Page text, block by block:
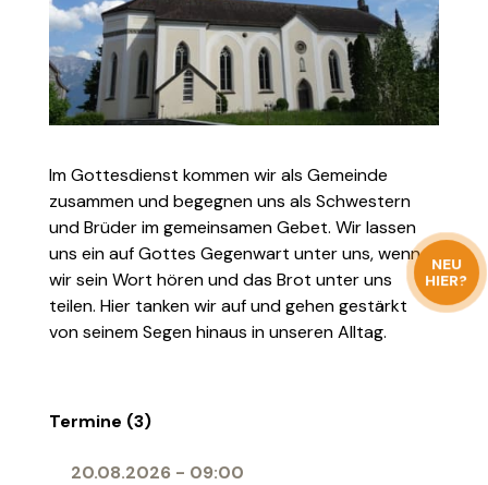
NEU
HIER?
Im Gottesdienst kommen wir als Gemeinde
zusammen und begegnen uns als Schwestern
und Brüder im gemeinsamen Gebet. Wir lassen
uns ein auf Gottes Gegenwart unter uns, wenn
wir sein Wort hören und das Brot unter uns
teilen. Hier tanken wir auf und gehen gestärkt
von seinem Segen hinaus in unseren Alltag.
Termine (3)
20.08.2026 - 09:00